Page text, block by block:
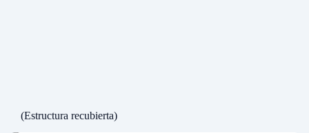
(Estructura recubierta)